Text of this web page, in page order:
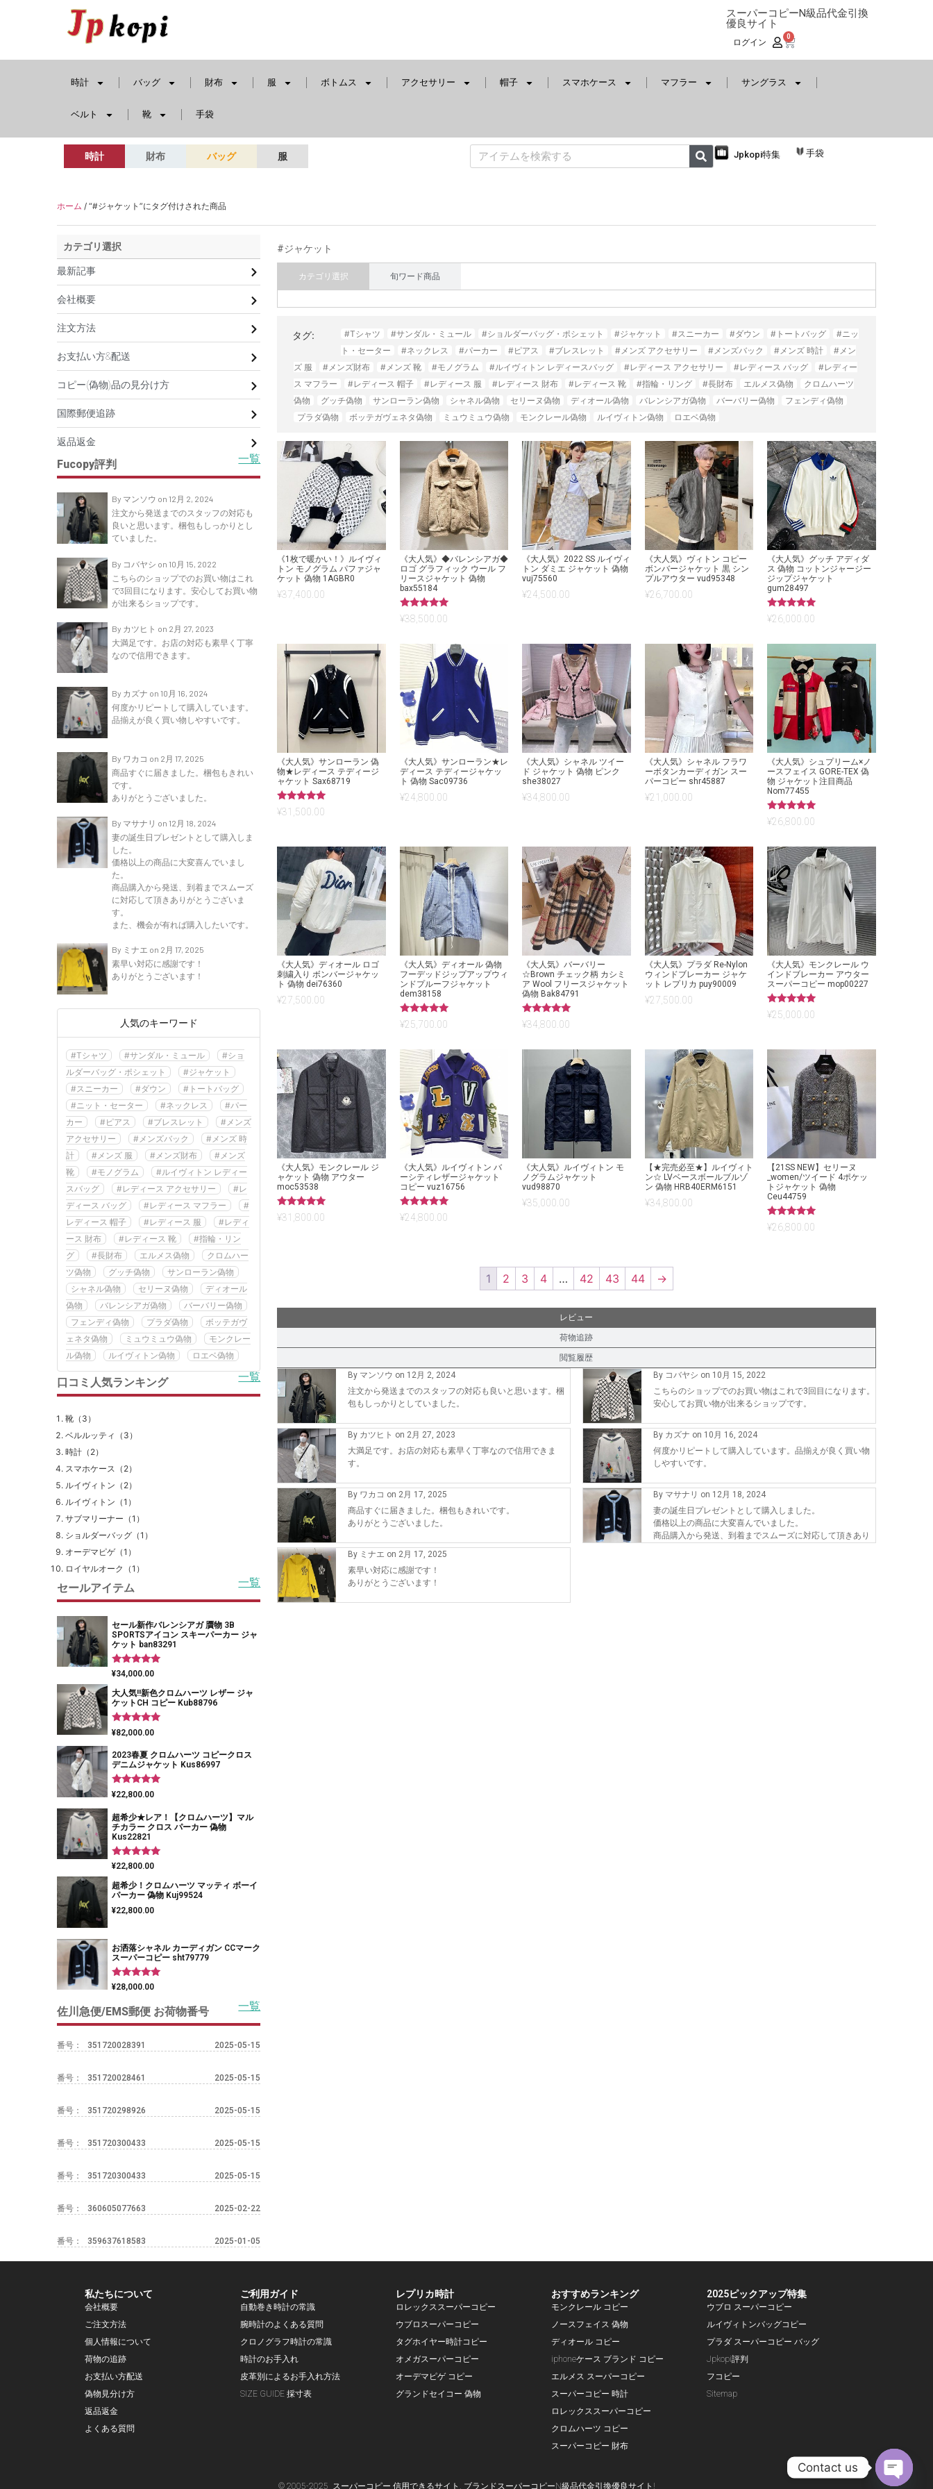
スーパーコピーN級品代金引換
優良サイト
ログイン
0
時計 バッグ 財布 服 ボトムス アクセサリー 帽子 スマホケース マフラー サングラス
ベルト 靴 手袋
時計 財布 バッグ 服 Jpkopi特集 手袋
ホーム / “#ジャケット”にタグ付けされた商品
カテゴリ選択
最新記事
会社概要
注文方法
お支払い方&配送
コピー(偽物)品の見分け方
国際郵便追跡
返品返金
Fucopy評判 一覧
By マンソウ on 12月 2, 2024
注文から発送までのスタッフの対応も
良いと思います。梱包もしっかりとし
ていました。
By コバヤシ on 10月 15, 2022
こちらのショップでのお買い物はこれ
で3回目になります。安心してお買い物
が出来るショップです。
By カツヒト on 2月 27, 2023
大満足です。お店の対応も素早く丁寧
なので信用できます。
By カズナ on 10月 16, 2024
何度かリピートして購入しています。
品揃えが良く買い物しやすいです。
By ワカコ on 2月 17, 2025
商品すぐに届きました。梱包もきれい
です。
ありがとうございました。
By マサナリ on 12月 18, 2024
妻の誕生日プレゼントとして購入しま
した。
価格以上の商品に大変喜んでいまし
た。
商品購入から発送、到着までスムーズ
に対応して頂きありがとうございま
す。
また、機会が有れば購入したいです。
By ミナエ on 2月 17, 2025
素早い対応に感謝です！
ありがとうございます！
人気のキーワード
#Tシャツ #サンダル・ミュール
#ショ
ルダーバッグ・ポシェット
#ジャケット
#スニーカー
#ダウン
#トートバッグ
#ニット・セーター
#ネックレス
#パー
カー
#ピアス #ブレスレット
#メンズ
アクセサリー
#メンズバック
#メンズ 時
計
#メンズ 服 #メンズ財布
#メンズ
靴
#モノグラム
#ルイヴィトン レディー
スバッグ
#レディース アクセサリー
#レ
ディース バッグ
#レディース マフラー
#
レディース 帽子
#レディース 服
#レディ
ース 財布
#レディース 靴
#指輪・リン
グ
#長財布 エルメス偽物
クロムハー
ツ偽物
グッチ偽物
サンローラン偽物
シャネル偽物
セリーヌ偽物
ディオール
偽物
バレンシアガ偽物
バーバリー偽物
フェンディ偽物
プラダ偽物
ボッテガヴ
ェネタ偽物
ミュウミュウ偽物
モンクレー
ル偽物
ルイヴィトン偽物 ロエベ偽物
口コミ人気ランキング 一覧
靴（3）
ベルルッティ（3）
時計（2）
スマホケース（2）
ルイヴィトン（2）
ルイヴィトン（1）
サブマリーナー（1）
ショルダーバッグ（1）
オーデマピゲ（1）
ロイヤルオーク（1）
セールアイテム 一覧
セール新作バレンシアガ 贋物 3B
SPORTSアイコン スキーパーカー ジャ
ケット ban83291
5段階中
5.00
の評価
¥34,000.00
大人気!!新色クロムハーツ レザー ジャ
ケットCH コピー Kub88796
5段階中
5.00
¥82,000.00
2023春夏 クロムハーツ コピークロス
デニムジャケット Kus86997
5段階中
5.00
の評価
¥22,800.00
超希少★レア！【クロムハーツ】マル
チカラー クロス パーカー 偽物
Kus22821
5段階中
5.00
の評価
¥22,800.00
超希少！クロムハーツ マッティ ボーイ
パーカー 偽物 Kuj99524
¥22,800.00
お洒落シャネル カーディガン CCマーク
スーパーコピー sht79779
5段階中
5.00
¥28,000.00
佐川急便/EMS郵便 お荷物番号 一覧
番号： 351720028391 2025-05-15
番号： 351720028461 2025-05-15
番号： 351720298926 2025-05-15
番号： 351720300433 2025-05-15
番号： 351720300433 2025-05-15
番号： 360605077663 2025-02-22
番号： 359637618583 2025-01-05
#ジャケット
カテゴリ選択 旬ワード商品
タグ: #Tシャツ #サンダル・ミュール #ショルダーバッグ・ポシェット #ジャケット #スニーカー #ダウン #トートバッグ
#ニッ
ト・セーター
#ネックレス #パーカー #ピアス #ブレスレット #メンズ アクセサリー #メンズバック #メンズ 時計
#メン
ズ 服
#メンズ財布 #メンズ 靴 #モノグラム #ルイヴィトン レディースバッグ #レディース アクセサリー #レディース バッグ
#レディー
ス マフラー
#レディース 帽子 #レディース 服 #レディース 財布 #レディース 靴 #指輪・リング #長財布 エルメス偽物
クロムハーツ
偽物
グッチ偽物 サンローラン偽物 シャネル偽物 セリーヌ偽物 ディオール偽物 バレンシアガ偽物 バーバリー偽物
フェンディ偽物
プラダ偽物
ボッテガヴェネタ偽物 ミュウミュウ偽物 モンクレール偽物 ルイヴィトン偽物 ロエベ偽物
《1枚で暖かい！》ルイヴィ
トン モノグラム パファジャ
ケット 偽物 1AGBR0
¥37,400.00
《大人気》◆バレンシアガ◆
ロゴ グラフィック ウール フ
リースジャケット 偽物
bax55184
5段階中
5.00
¥38,500.00
《大人気》2022 SS ルイヴィ
トン ダミエ ジャケット 偽物
vuj75560
¥24,500.00
《大人気》ヴィトン コピー
ボンバージャケット 黒 シン
プルアウター vud95348
¥26,700.00
《大人気》グッチ アディダ
ス 偽物 コットンジャージー
ジップジャケット
gum28497
5段階中
5.00
¥26,000.00
《大人気》サンローラン 偽
物★レディース テディージ
ャケット Sax68719
5段階中
5.00
¥31,500.00
《大人気》サンローラン★レ
ディース テディージャケッ
ト 偽物 Sac09736
¥24,800.00
《大人気》シャネル ツイー
ド ジャケット 偽物 ピンク
she38027
¥34,800.00
《大人気》シャネル フラワ
ーボタンカーディガン スー
パーコピー shr45887
¥21,000.00
《大人気》シュプリーム×ノ
ースフェイス GORE-TEX 偽
物 ジャケット注目商品
Nom77455
5段階中
5.00
¥26,800.00
《大人気》ディオール ロゴ
刺繍入り ボンバージャケッ
ト 偽物 dei76360
¥27,500.00
《大人気》ディオール 偽物
フーデッドジップアップウィ
ンドプルーフジャケット
dem38158
5段階中
5.00
¥25,700.00
《大人気》バーバリー
☆Brown チェック柄 カシミ
ア Wool フリースジャケット
偽物 Bak84791
5段階中
5.00
¥34,800.00
《大人気》プラダ Re-Nylon
ウィンドブレーカー ジャケ
ット レプリカ puy90009
¥27,500.00
《大人気》モンクレール ウ
インドブレーカー アウター
スーパーコピー mop00227
5段階中
5.00
¥25,000.00
《大人気》モンクレール ジ
ャケット 偽物 アウター
moc53538
5段階中
5.00
¥31,800.00
《大人気》ルイヴィトン バ
ーシティレザージャケット
コピー vuz16756
5段階中
5.00
¥24,800.00
《大人気》ルイヴィトン モ
ノグラムジャケット
vud98870
¥35,000.00
【★完売必至★】ルイヴィト
ン☆ LVベースボールブルゾ
ン 偽物 HRB40ERM6151
¥34,800.00
【21SS NEW】セリーヌ
_women/ツイード 4ポケッ
トジャケット 偽物
Ceu44759
5段階中
5.00
¥26,800.00
1 2 3 4 … 42 43 44 →
レビュー
荷物追跡
閲覧履歴
By マンソウ on 12月 2, 2024
注文から発送までのスタッフの対応も良いと思います。梱
包もしっかりとしていました。
By コバヤシ on 10月 15, 2022
こちらのショップでのお買い物はこれで3回目になります。
安心してお買い物が出来るショップです。
By カツヒト on 2月 27, 2023
大満足です。お店の対応も素早く丁寧なので信用できま
す。
By カズナ on 10月 16, 2024
何度かリピートして購入しています。品揃えが良く買い物
しやすいです。
By ワカコ on 2月 17, 2025
商品すぐに届きました。梱包もきれいです。
ありがとうございました。
By マサナリ on 12月 18, 2024
妻の誕生日プレゼントとして購入しました。
価格以上の商品に大変喜んでいました。
商品購入から発送、到着までスムーズに対応して頂きあり
By ミナエ on 2月 17, 2025
素早い対応に感謝です！
ありがとうございます！
私たちについて
会社概要
ご注文方法
個人情報について
荷物の追跡
お支払い方配送
偽物見分け方
返品返金
よくある質問
ご利用ガイド
自動巻き時計の常識
腕時計のよくある質問
クロノグラフ時計の常識
時計のお手入れ
皮革別によるお手入れ方法
SIZE GUIDE 採寸表
レプリカ時計
ロレックススーパーコピー
ウブロスーパーコピー
タグホイヤー時計コピー
オメガスーパーコピー
オーデマピゲ コピー
グランドセイコー 偽物
おすすめランキング
モンクレール コピー
ノースフェイス 偽物
ディオール コピー
iphoneケース ブランド コピー
エルメス スーパーコピー
スーパーコピー 時計
ロレックススーパーコピー
クロムハーツ コピー
スーパーコピー 財布
2025ピックアップ特集
ウブロ スーパーコピー
ルイヴィトンバッグコピー
プラダ スーパーコピー バッグ
Jpkopi評判
フコピー
Sitemap
© 2005-2025 スーパーコピー 信用できるサイト, ブランドスーパーコピーN級品代金引換優良サイト!
Contact us